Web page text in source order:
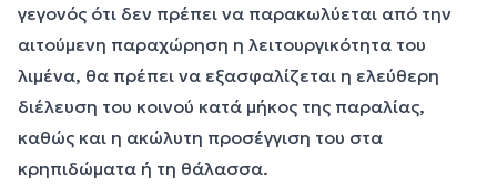
γεγονός ότι δεν πρέπει να παρακωλύεται από την
αιτούμενη παραχώρηση η λειτουργικότητα του
λιμένα, θα πρέπει να εξασφαλίζεται η ελεύθερη
διέλευση του κοινού κατά μήκος της παραλίας,
καθώς και η ακώλυτη προσέγγιση του στα
κρηπιδώματα ή τη θάλασσα.